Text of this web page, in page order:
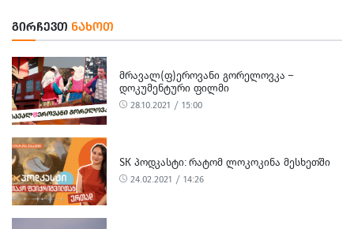
ᲒᲘᲠᲩᲔᲕᲗ ᲜᲐᲮᲝᲗ
ᲛᲠᲐᲕᲐᲚ(Ფ)ᲔᲠᲝᲕᲐᲜᲘ ᲒᲝᲠᲔᲚᲝᲕᲙᲐ –
ᲓᲝᲙᲣᲛᲔᲜᲢᲣᲠᲘ ᲤᲘᲚᲛᲘ
28.10.2021 / 15:00
SK ᲞᲝᲓᲙᲐᲡᲢᲘ: ᲠᲐᲢᲝᲛ ᲚᲝᲙᲝᲙᲘᲜᲐ ᲛᲔᲡᲮᲔᲗᲨᲘ
24.02.2021 / 14:26